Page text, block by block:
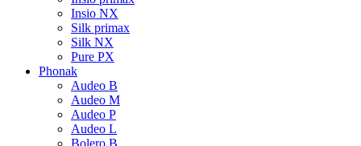
Insio NX
Silk primax
Silk NX
Pure PX
Phonak
Audeo B
Audeo M
Audeo P
Audeo L
Bolero B